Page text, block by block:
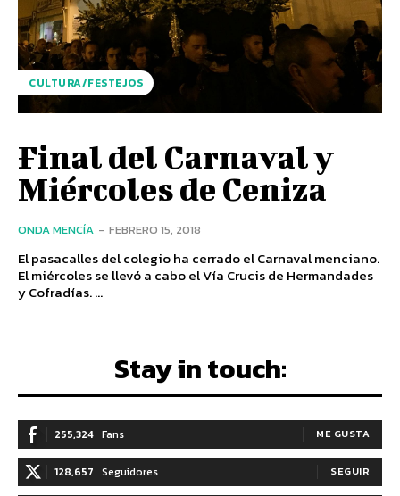
CULTURA/FESTEJOS
Final del Carnaval y
Miércoles de Ceniza
ONDA MENCÍA - FEBRERO 15, 2018
El pasacalles del colegio ha cerrado el Carnaval menciano.
El miércoles se llevó a cabo el Vía Crucis de Hermandades
y Cofradías. ...
Stay in touch:
255,324 Fans ME GUSTA
128,657 Seguidores SEGUIR